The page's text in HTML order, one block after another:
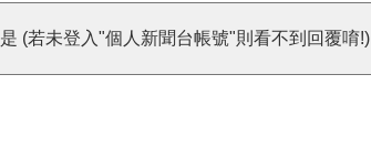
是 (若未登入"個人新聞台帳號"則看不到回覆唷!)